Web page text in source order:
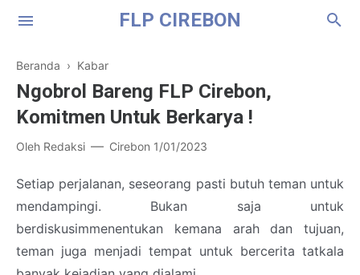
FLP CIREBON
Cerpen
Puisi
Esai
Beranda › Kabar
Ngobrol Bareng FLP Cirebon,
Komitmen Untuk Berkarya !
Oleh Redaksi Cirebon 1/01/2023
Setiap perjalanan, seseorang pasti butuh teman untuk
mendampingi. Bukan saja untuk
berdiskusimmenentukan kemana arah dan tujuan,
teman juga menjadi tempat untuk bercerita tatkala